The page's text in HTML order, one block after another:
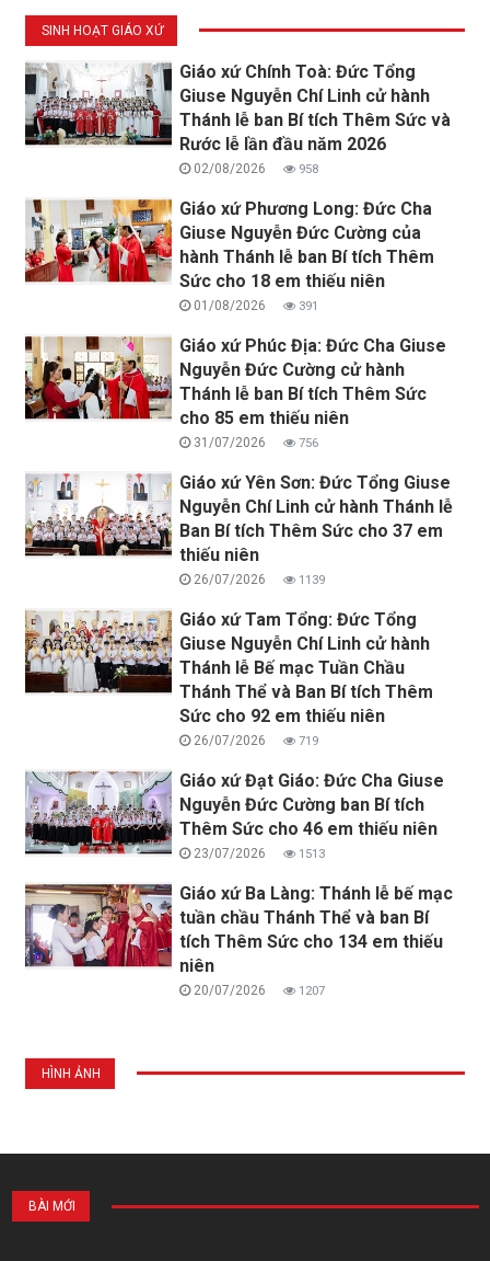
SINH HOẠT GIÁO XỨ
Giáo xứ Chính Toà: Đức Tổng
Giuse Nguyễn Chí Linh cử hành
Thánh lễ ban Bí tích Thêm Sức và
Rước lễ lần đầu năm 2026
02/08/2026 958
Giáo xứ Phương Long: Đức Cha
Giuse Nguyễn Đức Cường của
hành Thánh lễ ban Bí tích Thêm
Sức cho 18 em thiếu niên
01/08/2026 391
Giáo xứ Phúc Địa: Đức Cha Giuse
Nguyễn Đức Cường cử hành
Thánh lễ ban Bí tích Thêm Sức
cho 85 em thiếu niên
31/07/2026 756
Giáo xứ Yên Sơn: Đức Tổng Giuse
Nguyễn Chí Linh cử hành Thánh lễ
Ban Bí tích Thêm Sức cho 37 em
thiếu niên
26/07/2026 1139
Giáo xứ Tam Tổng: Đức Tổng
Giuse Nguyễn Chí Linh cử hành
Thánh lễ Bế mạc Tuần Chầu
Thánh Thể và Ban Bí tích Thêm
Sức cho 92 em thiếu niên
26/07/2026 719
Giáo xứ Đạt Giáo: Đức Cha Giuse
Nguyễn Đức Cường ban Bí tích
Thêm Sức cho 46 em thiếu niên
23/07/2026 1513
Giáo xứ Ba Làng: Thánh lễ bế mạc
tuần chầu Thánh Thể và ban Bí
tích Thêm Sức cho 134 em thiếu
niên
20/07/2026 1207
HÌNH ẢNH
BÀI MỚI